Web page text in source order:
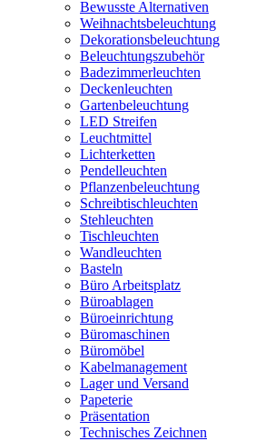
Bewusste Alternativen
Weihnachtsbeleuchtung
Dekorationsbeleuchtung
Beleuchtungszubehör
Badezimmerleuchten
Deckenleuchten
Gartenbeleuchtung
LED Streifen
Leuchtmittel
Lichterketten
Pendelleuchten
Pflanzenbeleuchtung
Schreibtischleuchten
Stehleuchten
Tischleuchten
Wandleuchten
Basteln
Büro Arbeitsplatz
Büroablagen
Büroeinrichtung
Büromaschinen
Büromöbel
Kabelmanagement
Lager und Versand
Papeterie
Präsentation
Technisches Zeichnen